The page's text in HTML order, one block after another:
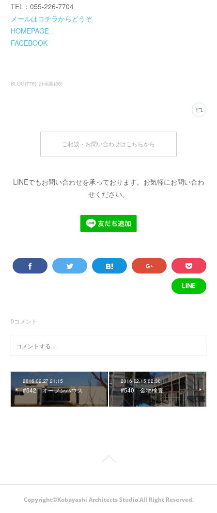
TEL：055-226-7704
メールはコチラからどうぞ
HOMEPAGE
FACEBOOK
BLOG(778) 計画案(38)
ご相談・お問い合わせはこちらから
LINEでもお問い合わせを承っております。お気軽にお問い合わ
せください。
0コメント
2016.02.27 21:15
#542 オープンハウス
2016.02.15 02:30
#540 金物検査
Copyright©Kobayashi Architects Studio.All Right Reserved.